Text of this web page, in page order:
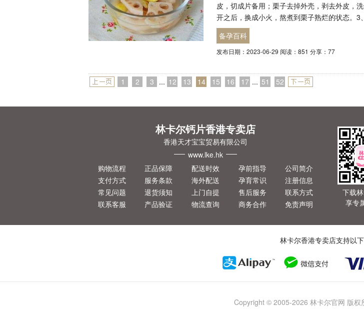
皮，切成片备用；栗子去掉外壳，剥去外皮，
开之后，换成小火，熬煮到栗子熟烂的状态。
备孕百科
发布日期：2023-06-29 阅读：851 分享：77
1 2 3 ... 12 13 14 15 16 17 ... 51
52
林卡尔钙片香港专卖店
香港天才宝宝贸易有限公司
www.lke.hk
购物流程
支付方式
常见问题
联系客服
正品保障
服务条款
退货须知
产品验证
配送时效
海外配送
上门自提
物流查询
孕前指导
孕育常识
售后服务
商务合作
公司简介
注册信息
联系方式
免责声明
下载
享专
林卡尔香港专卖店支持以
Copyright © 2005-2026 林卡尔官网 版权